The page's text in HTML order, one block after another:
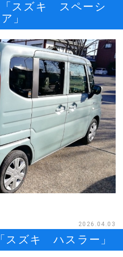
スズキ スペーシ
ア」
2026.04.03
スズキ ハスラー」